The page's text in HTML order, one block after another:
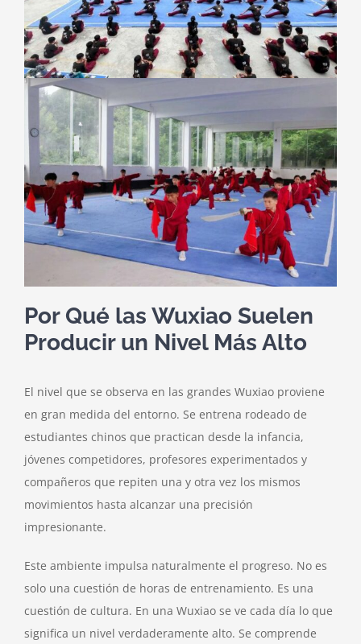
Por Qué las Wuxiao Suelen
Producir un Nivel Más Alto
El nivel que se observa en las grandes Wuxiao proviene
en gran medida del entorno. Se entrena rodeado de
estudiantes chinos que practican desde la infancia,
jóvenes competidores, profesores experimentados y
compañeros que repiten una y otra vez los mismos
movimientos hasta alcanzar una precisión
impresionante.
Este ambiente impulsa naturalmente el progreso. No es
solo una cuestión de horas de entrenamiento. Es una
cuestión de cultura. En una Wuxiao se ve cada día lo que
significa un nivel verdaderamente alto. Se comprende